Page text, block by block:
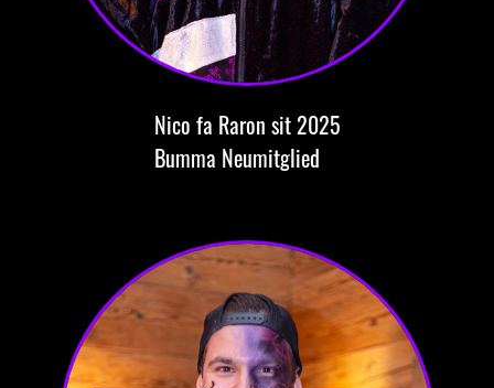
Nico fa Raron sit 2025
Bumma Neumitglied